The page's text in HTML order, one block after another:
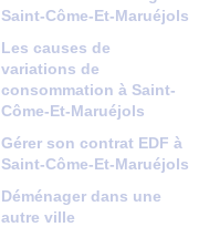
Saint-Côme-Et-Maruéjols
Les causes de
variations de
consommation à Saint-
Côme-Et-Maruéjols
Gérer son contrat EDF à
Saint-Côme-Et-Maruéjols
Déménager dans une
autre ville